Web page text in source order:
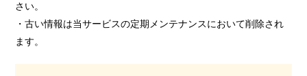
さい。
・古い情報は当サービスの定期メンテナンスにおいて削除され
ます。